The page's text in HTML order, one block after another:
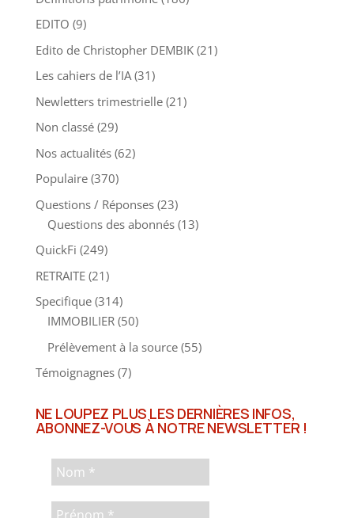
Définitions patrimoine (186)
EDITO (9)
Edito de Christopher DEMBIK(21)
Les cahiers de l’IA(31)
Newletters trimestrielle (21)
Non classé (29)
Nos actualités(62)
Populaire (370)
Questions / Réponses(23)
Questions des abonnés(13)
QuickFi (249)
RETRAITE(21)
Specifique (314)
IMMOBILIER(50)
Prélèvement à la source (55)
Témoignagnes(7)
NE LOUPEZ PLUS LES DERNIÈRES INFOS,
ABONNEZ-VOUS À NOTRE NEWSLETTER !